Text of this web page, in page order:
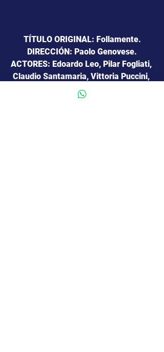
TÍTULO ORIGINAL: Follamente.
DIRECCIÓN: Paolo Genovese.
ACTORES: Edoardo Leo, Pilar Fogliati,
Claudio Santamaria, Vittoria Puccini,
Marco
Giallini, Claudia Pandolfi, Emanuela